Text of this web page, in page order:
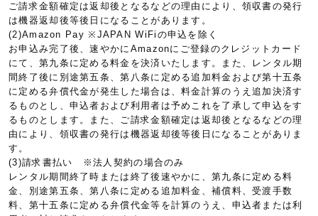
ご請求金額確定は返却後となるなどの理由により、領収書の発行
は機器返却後等後日になることがあります。
(2)Amazon Pay ※JAPAN WiFiの申込を除く
お申込み完了後、速やかにAmazonにご登録のクレジットカード
にて、第九条に定める料金を決済いたします。また、レンタル期
間終了後に別途第五条、第八条に定める追加料金および第十五条
に定める弁償代金が発生した場合は、料金計算のうえ追加決済す
るものとし、申込者および利用者は予めこれを了承して申込をす
るものとします。また、ご請求金額確定は返却後となるなどの理
由により、領収書の発行は機器返却後等後日になることがありま
す。
(3)請求書払い ※法人契約の場合のみ
レンタル期間終了時または終了後速やかに、第九条に定める料
金、別途第五条、第八条に定める追加料金、補償料、受渡手数
料、第十五条に定める弁償代金等を計算のうえ、申込者または利